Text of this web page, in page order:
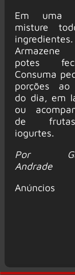
Em uma
misture
ingredientes.
potes
Consuma
porções ao
do dia, em
ou
de
iogurtes.
Por
Andrade
Anúncios